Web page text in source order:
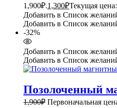
1,900₽.1,300₽Текущая
Добавить в Список
Добавить в Список
-32%
Добавить в Список
Добавить в Список
Позолоченный
1,900₽ Первоначальная